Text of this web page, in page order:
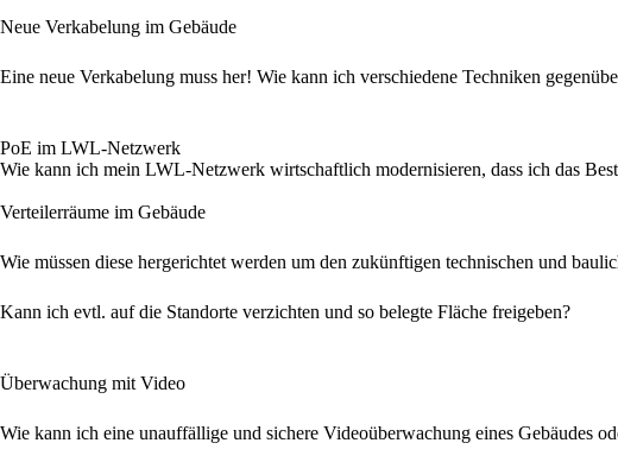
Neue Verkabelung im Gebäude
Eine neue Verkabelung muss her! Wie kann ich verschiedene Techniken
PoE im LWL-Netzwerk
Wie kann ich mein LWL-Netzwerk wirtschaftlich modernisieren, dass ich das
Verteilerräume im Gebäude
Wie müssen diese hergerichtet werden um den zukünftigen technischen und
Kann ich evtl. auf die Standorte verzichten und so belegte Fläche freigeben?
Überwachung mit Video
Wie kann ich eine unauffällige und sichere Videoüberwachung eines Gebäudes